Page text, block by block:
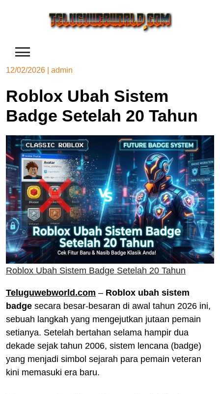
12/02/2026 admin
Roblox Ubah Sistem
Badge Setelah 20 Tahun
Roblox Ubah Sistem Badge Setelah 20 Tahun
Teluguwebworld.com – Roblox ubah sistem
badge secara besar-besaran di awal tahun 2026 ini,
sebuah langkah yang mengejutkan jutaan pemain
setianya. Setelah bertahan selama hampir dua
dekade sejak tahun 2006, sistem lencana (badge)
yang menjadi simbol sejarah para pemain veteran
kini memasuki era baru.